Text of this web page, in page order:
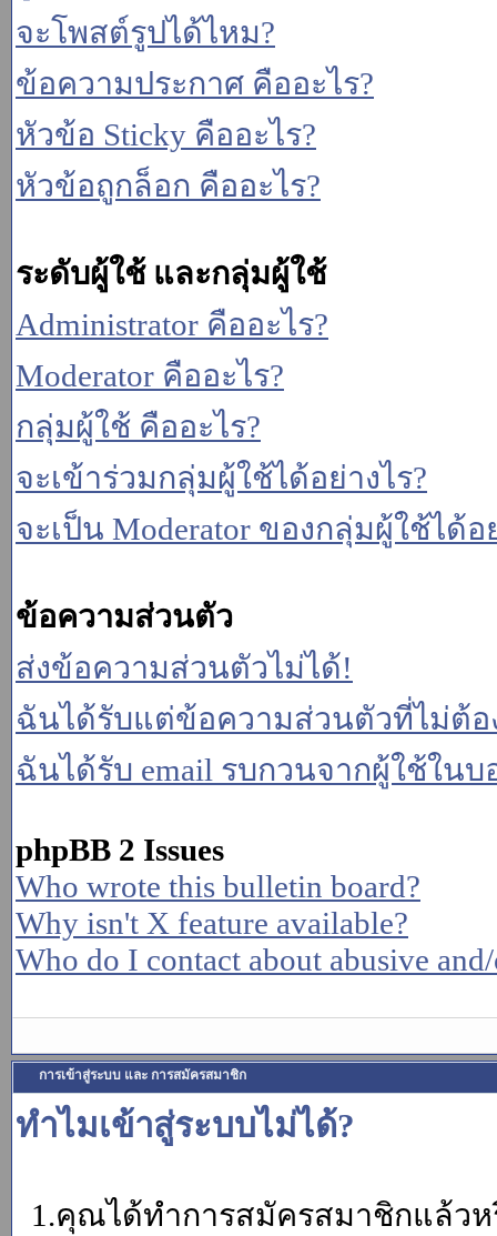
จะโพสต์รูปได้ไหม?
ข้อความประกาศ คืออะไร?
หัวข้อ Sticky คืออะไร?
หัวข้อถูกล็อก คืออะไร?
ระดับผู้ใช้ และกลุ่มผู้ใช้
Administrator คืออะไร?
Moderator คืออะไร?
กลุ่มผู้ใช้ คืออะไร?
จะเข้าร่วมกลุ่มผู้ใช้ได้อย่างไร?
จะเป็น Moderator ของกลุ่มผู้ใช้ได้อ
ข้อความส่วนตัว
ส่งข้อความส่วนตัวไม่ได้!
ฉันได้รับแต่ข้อความส่วนตัวที่ไม่ต้อ
ฉันได้รับ email รบกวนจากผู้ใช้ใน
phpBB 2 Issues
Who wrote this bulletin board?
Why isn't X feature available?
Who do I contact about abusive
การเข้าสู่ระบบ และ การสมัครสมาชิก
ทำไมเข้าสู่ระบบไม่ได้?
1.คุณได้ทำการสมัครสมาชิกแล้ว